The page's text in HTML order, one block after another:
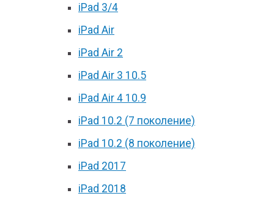
iPad 3/4
iPad Air
iPad Air 2
iPad Air 3 10.5
iPad Air 4 10.9
iPad 10.2 (7 поколение)
iPad 10.2 (8 поколение)
iPad 2017
iPad 2018